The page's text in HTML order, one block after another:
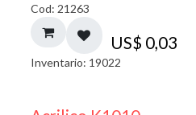
Cod: 21263
US$ 0,03
Inventario: 19022